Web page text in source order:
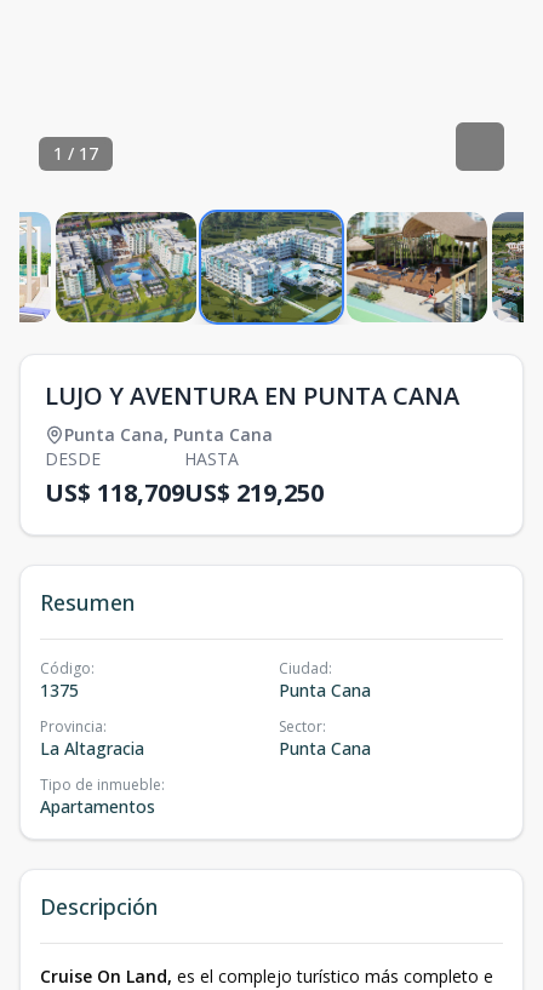
1 / 17
LUJO Y AVENTURA EN PUNTA CANA
Punta Cana, Punta Cana
DESDE
US$ 118,709
HASTA
US$ 219,250
Resumen
Código:
1375
Ciudad:
Punta Cana
Provincia:
La Altagracia
Sector:
Punta Cana
Tipo de inmueble:
Apartamentos
Descripción
Cruise On Land, es el complejo turístico más completo e